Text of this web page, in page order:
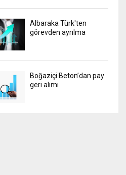
Albaraka Türk'ten
görevden ayrılma
Boğaziçi Beton’dan pay
geri alımı